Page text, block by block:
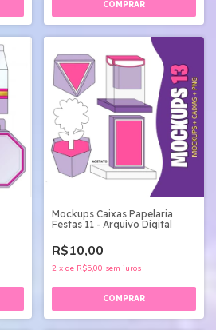
Mockups Caixas Papelaria
Festas 11 - Arquivo Digital
R$10,00
2 x de R$5,00 sem juros